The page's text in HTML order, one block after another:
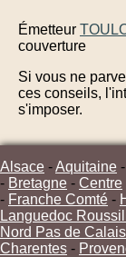
Émetteur
couverture
Si vous ne
ces conseils,
s'imposer.
Alsace -Aquitaine -
- Bretagne - Centre
- Franche Comté -
Languedoc
Nord Pas de Calais
Charentes -